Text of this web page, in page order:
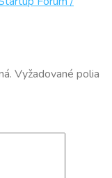
Vyžadované polia